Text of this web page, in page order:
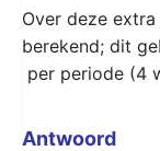
Over deze
berekend; dit
per periode (4
Antwoord